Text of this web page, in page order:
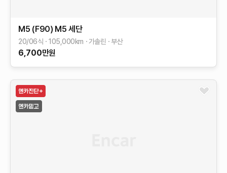
M5 (F90) M5 세단
20/06식 105,000km 가솔린 부산
6,700만원